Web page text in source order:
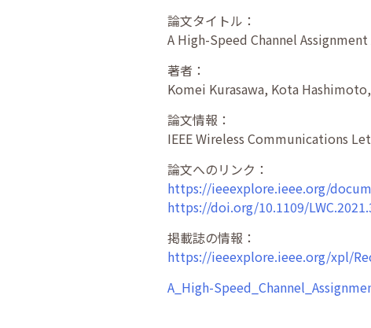
論文タイトル：
A High-Speed Channel
著者：
Komei Kurasawa, Kota
論文情報：
IEEE Wireless Communications
論文へのリンク：
https://ieeexplore.ieee.org/
https://doi.org/10.1109/
掲載誌の情報：
https://ieeexplore.ieee.org/xpl/
A_High-